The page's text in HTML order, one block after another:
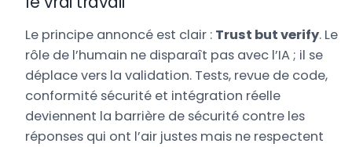
Le principe annoncé est clair : Trust but verify. Le
rôle de l’humain ne disparaît pas avec l’IA ; il se
déplace vers la validation. Tests, revue de code,
conformité sécurité et intégration réelle
deviennent la barrière de sécurité contre les
réponses qui ont l’air justes mais ne respectent